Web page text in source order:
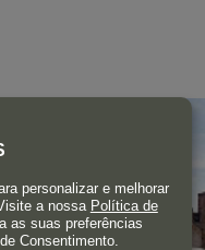
personalizar e melhorar
a nossa Política de
as suas preferências
Consentimento.